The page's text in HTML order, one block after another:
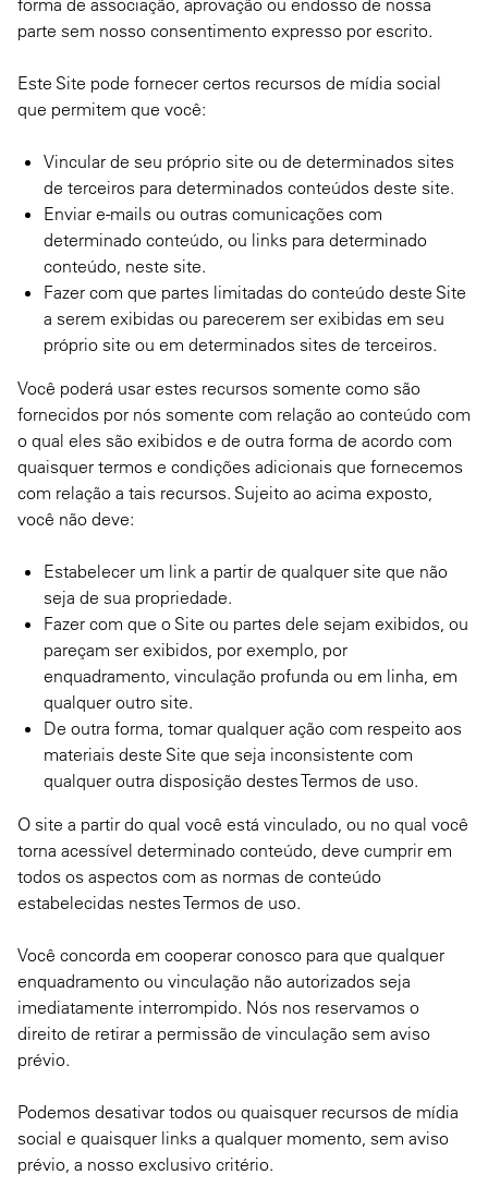
forma de associação, aprovação ou endosso de nossa
parte sem nosso consentimento expresso por escrito.
Este Site pode fornecer certos recursos de mídia social
que permitem que você:
Vincular de seu próprio site ou de determinados sites
de terceiros para determinados conteúdos deste site.
Enviar e-mails ou outras comunicações com
determinado conteúdo, ou links para determinado
conteúdo, neste site.
Fazer com que partes limitadas do conteúdo deste Site
a serem exibidas ou parecerem ser exibidas em seu
próprio site ou em determinados sites de terceiros.
Você poderá usar estes recursos somente como são
fornecidos por nós somente com relação ao conteúdo com
o qual eles são exibidos e de outra forma de acordo com
quaisquer termos e condições adicionais que fornecemos
com relação a tais recursos. Sujeito ao acima exposto,
você não deve:
Estabelecer um link a partir de qualquer site que não
seja de sua propriedade.
Fazer com que o Site ou partes dele sejam exibidos, ou
pareçam ser exibidos, por exemplo, por
enquadramento, vinculação profunda ou em linha, em
qualquer outro site.
De outra forma, tomar qualquer ação com respeito aos
materiais deste Site que seja inconsistente com
qualquer outra disposição destes Termos de uso.
O site a partir do qual você está vinculado, ou no qual você
torna acessível determinado conteúdo, deve cumprir em
todos os aspectos com as normas de conteúdo
estabelecidas nestes Termos de uso.
Você concorda em cooperar conosco para que qualquer
enquadramento ou vinculação não autorizados seja
imediatamente interrompido. Nós nos reservamos o
direito de retirar a permissão de vinculação sem aviso
prévio.
Podemos desativar todos ou quaisquer recursos de mídia
social e quaisquer links a qualquer momento, sem aviso
prévio, a nosso exclusivo critério.